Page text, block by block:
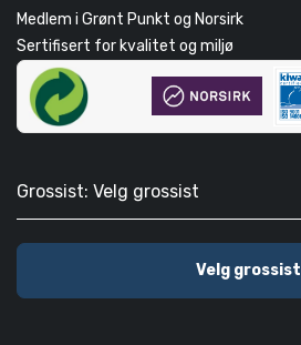
Medlem i Grønt Punkt og Norsirk
Sertifisert for kvalitet og miljø
Grossist: Velg grossist
Velg grossist